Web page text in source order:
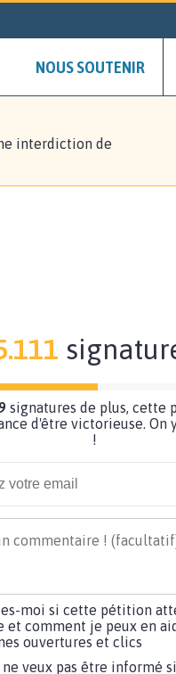
NOUS SOUTENIR
interdiction de
signatures de plus, cette
d'être victorieuse. On
!
moi si cette pétition
et comment je peux en
ouvertures et clics
ne veux pas être informé